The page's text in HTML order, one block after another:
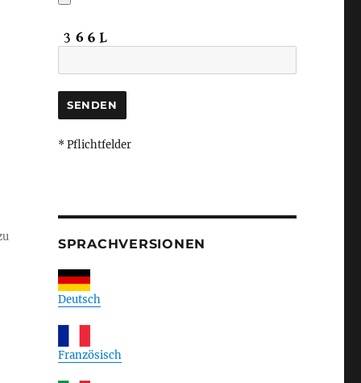
* Pflichtfelder
SPRACHVERSIONEN
Deutsch
Französisch